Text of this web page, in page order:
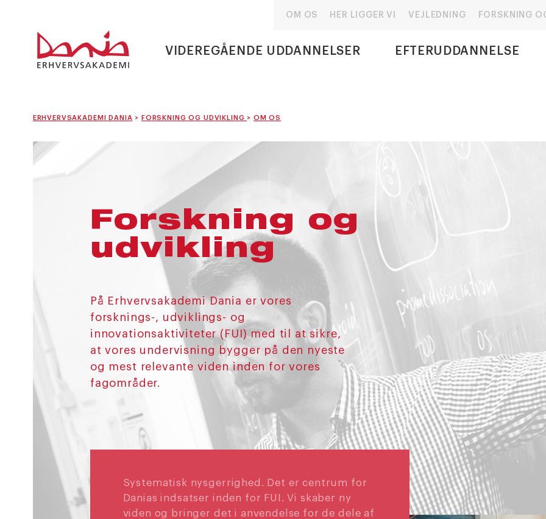
OM OS HER LIGGER VI VEJLEDNING FORSKNING
VIDEREGÅENDE UDDANNELSER EFTERUDDANNELSE
ERHVERVSAKADEMI DANIA > FORSKNING OG UDVIKLING > OM OS
Forskning og
udvikling
På Erhvervsakademi Dania er vores
forsknings-, udviklings- og
innovationsaktiviteter (FUI) med til at sikre,
at vores undervisning bygger på den nyeste
og mest relevante viden inden for vores
fagområder.
Systematisk nysgerrighed. Det er centrum for
Danias indsatser inden for FUI. Vi skaber ny
viden og bringer det i anvendelse for de dele af